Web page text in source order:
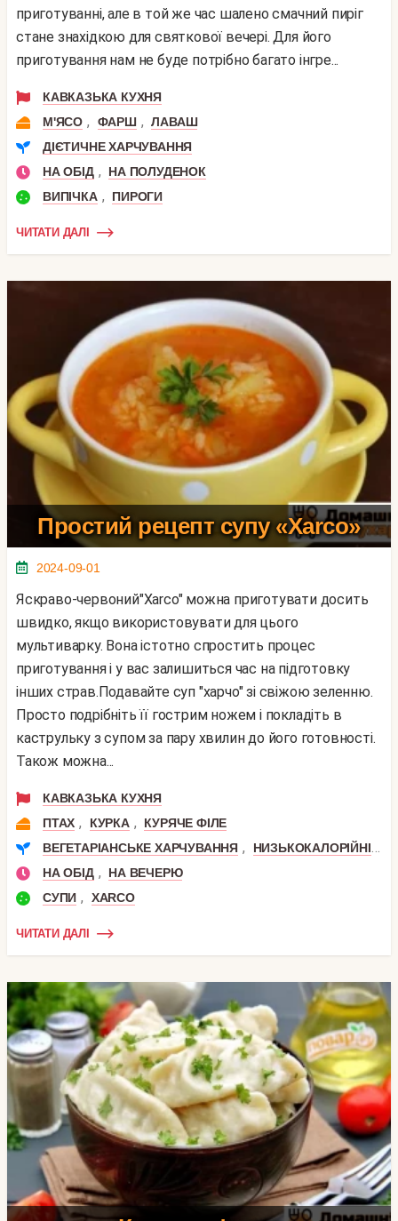
приготуванні, але в той же час шалено смачний пиріг
стане знахідкою для святкової вечері. Для його
приготування нам не буде потрібно багато інгре...
КАВКАЗЬКА КУХНЯ
М'ЯСО , ФАРШ , ЛАВАШ
ДІЄТИЧНЕ ХАРЧУВАННЯ
НА ОБІД ,
НА ПОЛУДЕНОК
ВИПІЧКА , ПИРОГИ
ЧИТАТИ ДАЛІ
Простий рецепт супу «Xarco»
2024-09-01
Яскраво-червоний"Xarco" можна приготувати досить
швидко, якщо використовувати для цього
мультиварку. Вона істотно спростить процес
приготування і у вас залишиться час на підготовку
інших страв.Подавайте суп "харчо" зі свіжою зеленню.
Просто подрібніть її гострим ножем і покладіть в
каструльку з супом за пару хвилин до його готовності.
Також можна...
КАВКАЗЬКА КУХНЯ
ПТАХ , КУРКА ,
КУРЯЧЕ ФІЛЕ
ВЕГЕТАРІАНСЬКЕ ХАРЧУВАННЯ , НИЗЬКОКАЛОРІЙНІ ,
НА ОБІД ,
НА ВЕЧЕРЮ
СУПИ , XARCO
ЧИТАТИ ДАЛІ